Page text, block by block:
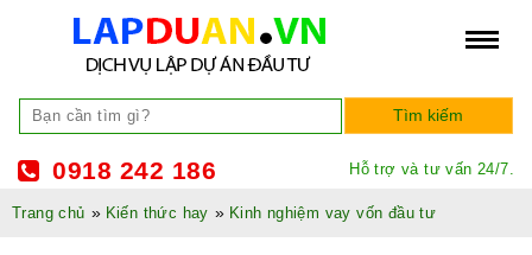
0918 242 186 Hỗ trợ và tư vấn 24/7.
Trang chủ » Kiến thức hay » Kinh nghiệm vay vốn đầu tư